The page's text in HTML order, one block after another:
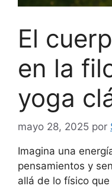
El
en la
yoga
mayo 28, 2025 por
Imagina una
pensamientos y
allá de lo físico